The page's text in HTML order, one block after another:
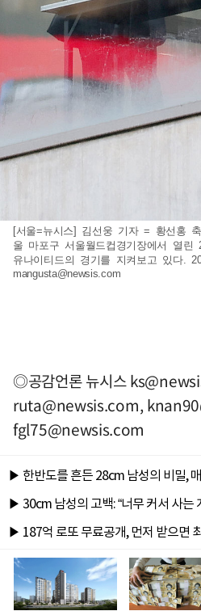
[서울=뉴시스] 김선웅 기자 = 황선홍
울 마포구 서울월드컵경기장에서 열린
유나이티드의 경기를 지켜보고 있다.
mangusta@newsis.com
◎공감언론 뉴시스
ruta@newsis.com,
fgl75@newsis.com